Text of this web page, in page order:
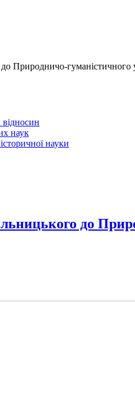
Природничо-гуманістичного
відносин
наук
науки
до